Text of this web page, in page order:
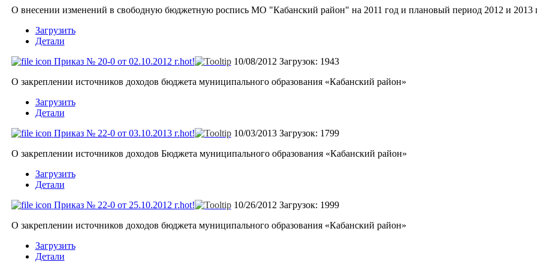
О внесении изменений в свободную бюджетную роспись МО "Кабанский район" на 2011 год и плановый период 2012 и 2013
Загрузить
Детали
Приказ № 20-0 от 02.10.2012 г.hot! 10/08/2012 Загрузок: 1943
О закреплении источников доходов бюджета муниципального образования «Кабанский район»
Загрузить
Детали
Приказ № 22-0 от 03.10.2013 г.hot! 10/03/2013 Загрузок: 1799
О закреплении источников доходов Бюджета муниципального образования «Кабанский район»
Загрузить
Детали
Приказ № 22-0 от 25.10.2012 г.hot! 10/26/2012 Загрузок: 1999
О закреплении источников доходов бюджета муниципального образования «Кабанский район»
Загрузить
Детали